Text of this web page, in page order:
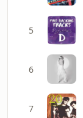
5
6
7